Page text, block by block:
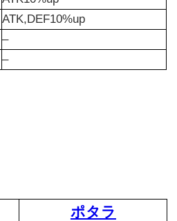
ATK,DEF10%up
–
–
ポタラ